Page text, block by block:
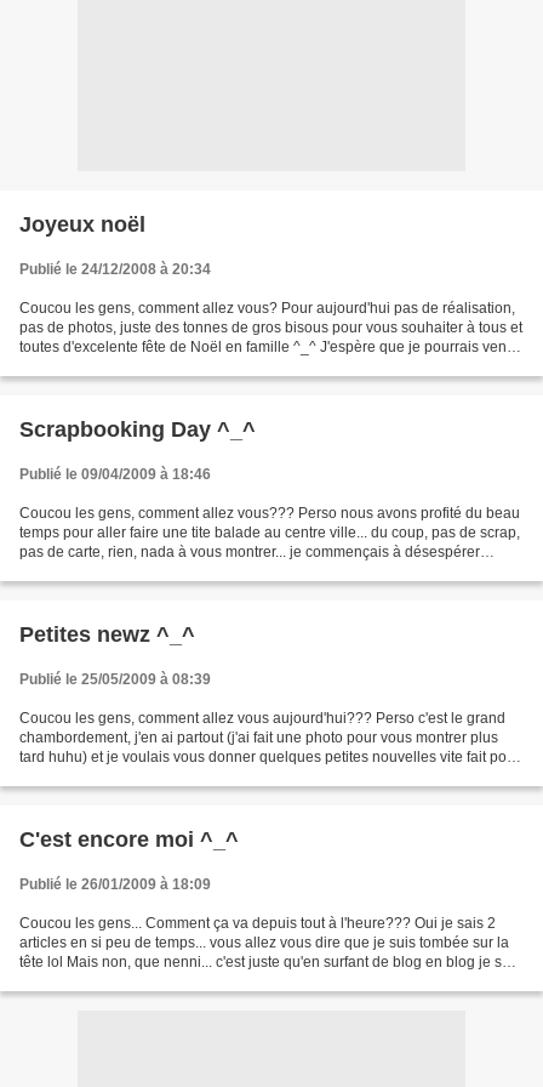
Joyeux noël
Publié le 24/12/2008 à 20:34
Coucou les gens, comment allez vous? Pour aujourd'hui pas de réalisation,
pas de photos, juste des tonnes de gros bisous pour vous souhaiter à tous et
toutes d'excelente fête de Noël en famille ^_^ J'espère que je pourrais venir
Scrapbooking Day ^_^
Publié le 09/04/2009 à 18:46
Coucou les gens, comment allez vous??? Perso nous avons profité du beau
temps pour aller faire une tite balade au centre ville... du coup, pas de scrap,
pas de carte, rien, nada à vous montrer... je commençais à désespérer
Petites newz ^_^
Publié le 25/05/2009 à 08:39
Coucou les gens, comment allez vous aujourd'hui??? Perso c'est le grand
chambordement, j'en ai partout (j'ai fait une photo pour vous montrer plus
tard huhu) et je voulais vous donner quelques petites nouvelles vite fait pour
C'est encore moi ^_^
Publié le 26/01/2009 à 18:09
Coucou les gens... Comment ça va depuis tout à l'heure??? Oui je sais 2
articles en si peu de temps... vous allez vous dire que je suis tombée sur la
tête lol Mais non, que nenni... c'est juste qu'en surfant de blog en blog je suis